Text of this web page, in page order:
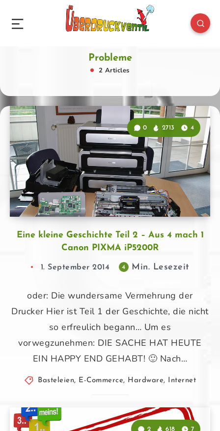
Probleme
2 Articles
Eine kleine Geschichte Teil 2 – Aus 4 mach 1
Canon PIXMA iP5200R
0 2713 4
1. September 2014 4 Min. Lesezeit
oder: Die wundersame Vermehrung der
Drucker Hier ist Teil 1 der Geschichte, die nicht
so erfreulich begann… Um es
vorwegzunehmen: DIE SACHE HAT HEUTE
EIN HAPPY END GEHABT! 🙂 Nach…
Basteleien, E-Commerce, Hardware, Internet
2 618 7